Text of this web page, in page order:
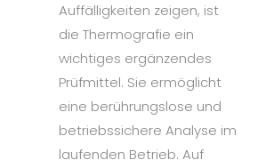
Auffälligkeiten zeigen, ist
die Thermografie ein
wichtiges ergänzendes
Prüfmittel. Sie ermöglicht
eine berührungslose und
betriebssichere Analyse im
laufenden Betrieb. Auf